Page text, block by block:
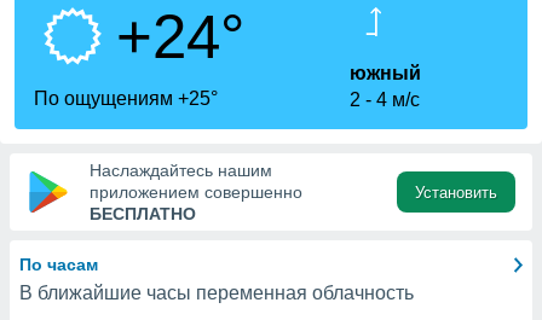
Вы можете
к этому
доступ
+24°
По ощущениям +25°
южный
2
4 м/с
Наслаждайтесь нашим
приложением совершенно
БЕСПЛАТНО
Установить
По часам
В ближайшие часы переменная облачность